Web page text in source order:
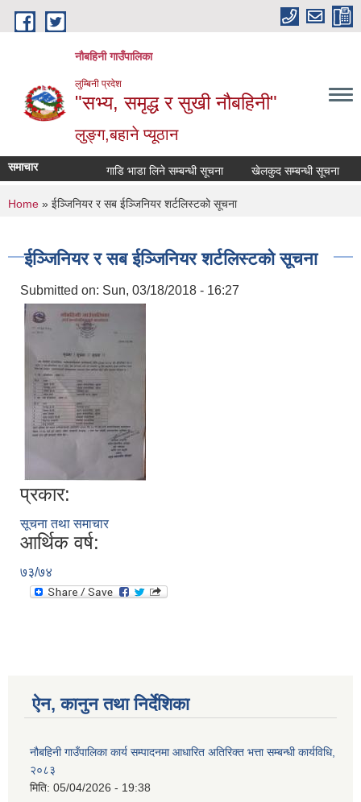
Skip to main content
नौबहिनी गाउँपालिका
लुम्बिनी प्रदेश
"सभ्य, समृद्ध र सुखी नौबहिनी"
लुङ्ग,बहाने प्यूठान
समाचार गाडि भाडा लिने सम्बन्धी सूचना खेलकुद सम्बन्धी सूचना
You are here
Home » ईञ्जिनियर र सब ईञ्जिनियर शर्टलिस्टको सूचना
ईञ्जिनियर र सब ईञ्जिनियर शर्टलिस्टको सूचना
Submitted on: Sun, 03/18/2018 - 16:27
प्रकार:
सूचना तथा समाचार
आर्थिक वर्ष:
७३/७४
ऐन, कानुन तथा निर्देशिका
नौबहिनी गाउँपालिका कार्य सम्पादनमा आधारित अतिरिक्त भत्ता सम्बन्धी कार्यविधि,
२०८३
मिति: 05/04/2026 - 19:38